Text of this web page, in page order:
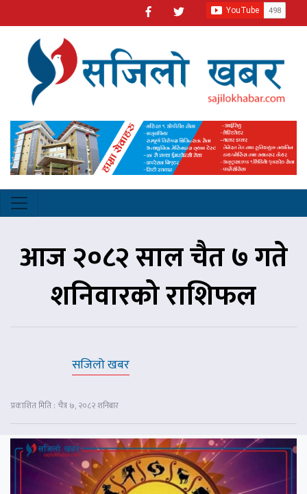
आज २०८२ साल चैत ७ गते
शनिवारको राशिफल
सजिलो खबर
प्रकाशित मिति : चैत्र ७, २०८२ शनिबार